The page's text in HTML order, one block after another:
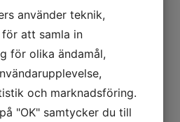
& Carbon-
använder teknik,
att samla in
för olika ändamål,
och marknadsföring.
"OK" samtycker du till